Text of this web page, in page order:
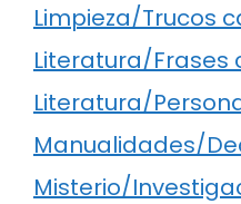
Limpieza/Trucos
Literatura/Frases
Literatura/
Manualidades/
Misterio/